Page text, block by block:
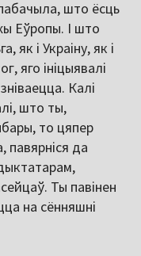
што ёсць
Еўропы. І што
як і Украіну, як і
яго ініцыявалі
Калі
што ты,
то цяпер
да
Ты павінен
на сённяшні